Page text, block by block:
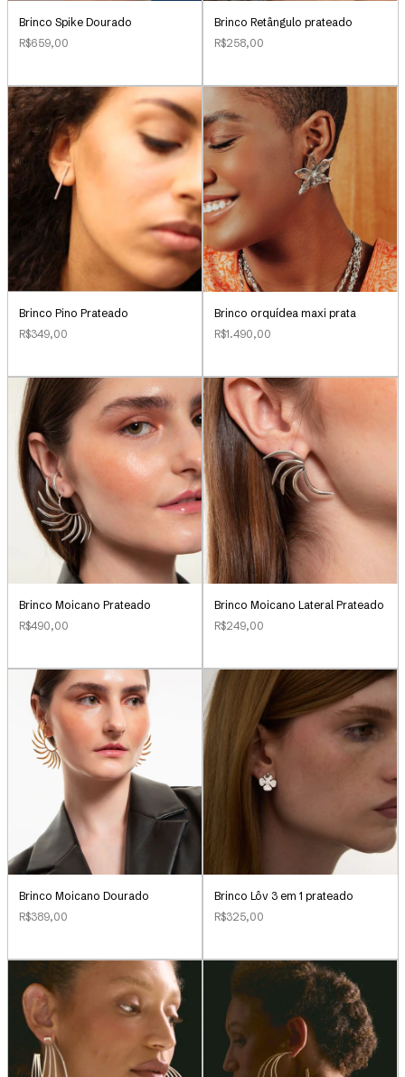
Brinco Spike Dourado
R$659,00
Brinco Retângulo prateado
R$258,00
Brinco Pino Prateado
R$349,00
Brinco orquídea maxi prata
R$1.490,00
Brinco Moicano Prateado
R$490,00
Brinco Moicano Lateral Prateado
R$249,00
Brinco Moicano Dourado
R$389,00
Brinco Lôv 3 em 1 prateado
R$325,00